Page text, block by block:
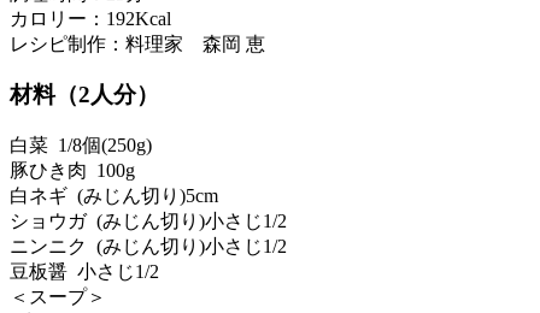
カロリー：192Kcal
レシピ制作：料理家 森岡 恵
材料（2人分）
白菜 1/8個(250g)
豚ひき肉 100g
白ネギ (みじん切り)5cm
ショウガ (みじん切り)小さじ1/2
ニンニク (みじん切り)小さじ1/2
豆板醤 小さじ1/2
＜スープ＞